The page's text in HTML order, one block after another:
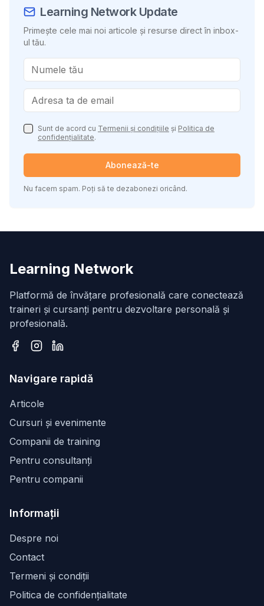
Learning Network Update
Primește cele mai noi articole și resurse direct în inbox-
ul tău.
Sunt de acord cu Termenii și condițiile și Politica de
confidențialitate.
Abonează-te
Nu facem spam. Poți să te dezabonezi oricând.
Learning Network
Platformă de învățare profesională care conectează
traineri și cursanți pentru dezvoltare personală și
profesională.
Navigare rapidă
Articole
Cursuri și evenimente
Companii de training
Pentru consultanți
Pentru companii
Informații
Despre noi
Contact
Termeni și condiții
Politica de confidențialitate